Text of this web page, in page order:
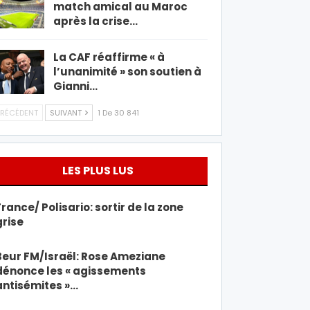
match amical au Maroc
après la crise…
La CAF réaffirme « à
l’unanimité » son soutien à
Gianni…
SUIVANT 1 De 30 841
LES PLUS LUS
Polisario: sortir de la zone
FM/Israël: Rose Ameziane
les « agissements
»…